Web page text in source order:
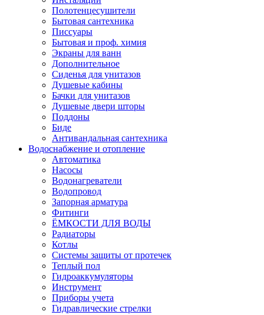
Полотенцесушители
Бытовая сантехника
Писсуары
Бытовая и проф. химия
Экраны для ванн
Дополнительное
Сиденья для унитазов
Душевые кабины
Бачки для унитазов
Душевые двери шторы
Поддоны
Биде
Антивандальная сантехника
Водоснабжение и отопление
Автоматика
Насосы
Водонагреватели
Водопровод
Запорная арматура
Фитинги
ЁМКОСТИ ДЛЯ ВОДЫ
Радиаторы
Котлы
Системы защиты от протечек
Теплый пол
Гидроаккумуляторы
Инструмент
Приборы учета
Гидравлические стрелки